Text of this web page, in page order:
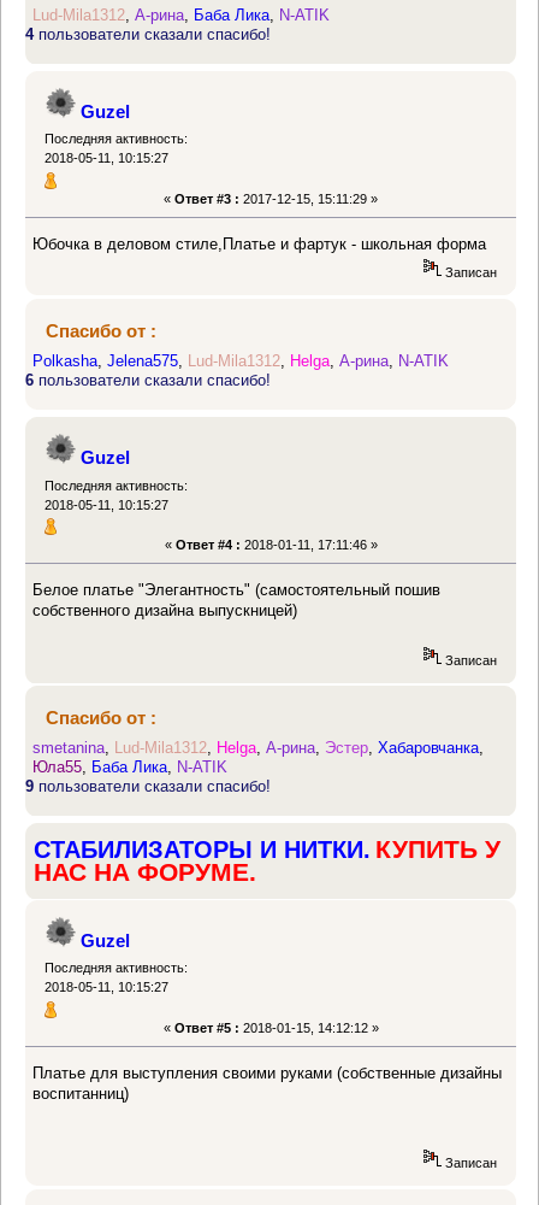
Lud-Mila1312 ,А-рина Баба Лика N-ATIK
4пользователи сказали спасибо!
Guzel
Последняя активность:
2018-05-11, 10:15:27
« Ответ #3 : 2017-12-15, 15:11:29 »
Юбочка в деловом стиле,Платье и фартук - школьная форма
Записан
Спасибо от :
Polkasha ,Jelena575 Lud-Mila1312 Helga ,А-рина N-ATIK
6 пользователи сказали спасибо!
Guzel
Последняя активность:
2018-05-11, 10:15:27
« Ответ #4 : 2018-01-11, 17:11:46 »
Белое платье "Элегантность" (самостоятельный пошив
собственного дизайна выпускницей)
Записан
Спасибо от :
smetanina Lud-Mila1312 Helga ,А-рина Эстер ,Хабаровчанка
Юла55
Баба Лика
N-ATIK
9 пользователи сказали спасибо!
СТАБИЛИЗАТОРЫ И НИТКИ. КУПИТЬ У
НАС НА ФОРУМЕ.
Guzel
Последняя активность:
2018-05-11, 10:15:27
« Ответ #5 : 2018-01-15, 14:12:12 »
Платье для выступления своими руками (собственные дизайны
воспитанниц)
Записан